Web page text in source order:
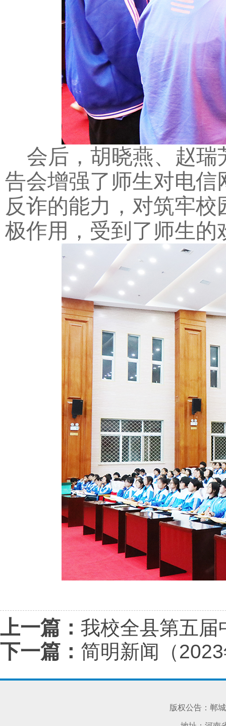
会后，胡晓燕、赵
告会增强了师生对电
反诈的能力，对筑牢
极作用，受到了师生的
上一篇： 我校全县第五届
下一篇： 简明新闻（
版权公告：郸